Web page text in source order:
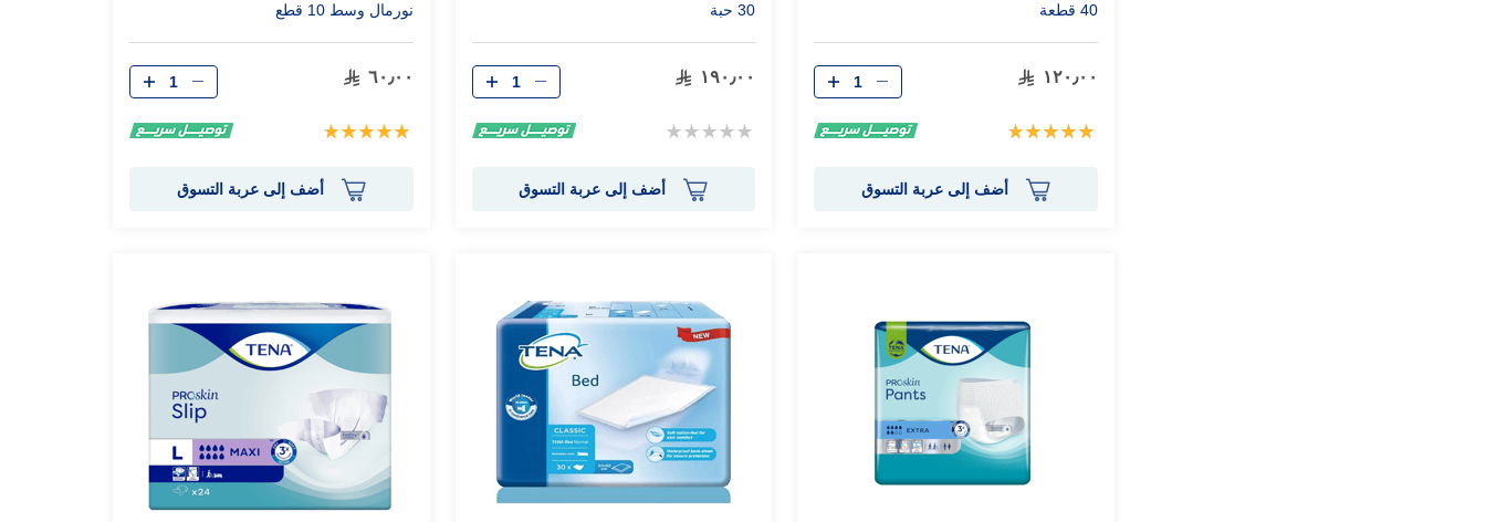
40 قطعة
١٢٠٫٠٠
تقييم:
الكمية
أضف إلى عربة التسوق
30 حبة
١٩٠٫٠٠
Rating:
الكمية
أضف إلى عربة التسوق
نورمال وسط 10 قطع
٦٠٫٠٠
تقييم:
الكمية
أضف إلى عربة التسوق